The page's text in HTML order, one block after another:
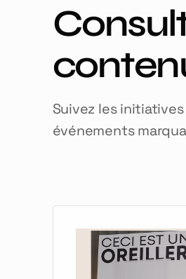
Suivez les
événements